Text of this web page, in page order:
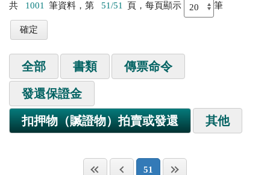
共 1001 筆資料，第 51/51 頁，每頁顯示 筆
全部 書類 傳票命令
發還保證金
扣押物（贓證物）拍賣或發還 其他
51